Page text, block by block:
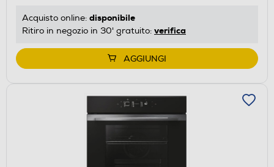
Acquisto online: disponibile
Ritiro in negozio in 30' gratuito: verifica
AGGIUNGI